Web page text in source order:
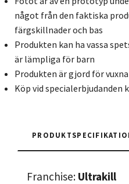
något från den faktiska
färgskillnader och bas
Produkten kan ha vassa
är lämpliga för barn
Produkten är gjord för
Köp vid specialerbjudanden
Franchise: Ultrakill